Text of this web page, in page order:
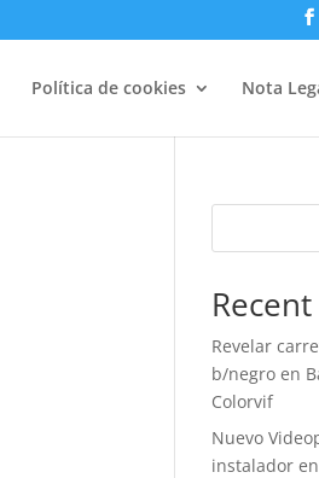
Política de cookies Nota
Revelar
b/negro en
Colorvif
Nuevo
instalador